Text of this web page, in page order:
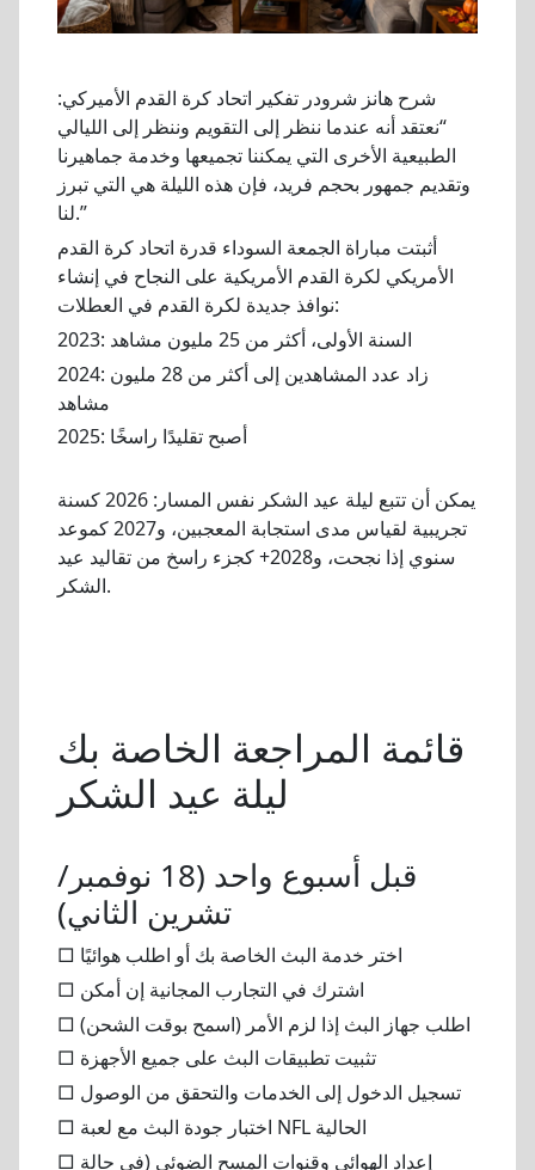
شرح هانز شرودر تفكير اتحاد كرة القدم الأميركي:
“نعتقد أنه عندما ننظر إلى التقويم وننظر إلى الليالي
الطبيعية الأخرى التي يمكننا تجميعها وخدمة جماهيرنا
وتقديم جمهور بحجم فريد، فإن هذه الليلة هي التي تبرز
لنا.”
أثبتت مباراة الجمعة السوداء قدرة اتحاد كرة القدم
الأمريكي لكرة القدم الأمريكية على النجاح في إنشاء
نوافذ جديدة لكرة القدم في العطلات:
2023: السنة الأولى، أكثر من 25 مليون مشاهد
2024: زاد عدد المشاهدين إلى أكثر من 28 مليون
مشاهد
2025: أصبح تقليدًا راسخًا
يمكن أن تتبع ليلة عيد الشكر نفس المسار: 2026 كسنة
تجريبية لقياس مدى استجابة المعجبين، و2027 كموعد
سنوي إذا نجحت، و2028+ كجزء راسخ من تقاليد عيد
الشكر.
قائمة المراجعة الخاصة بك
ليلة عيد الشكر
قبل أسبوع واحد (18 نوفمبر/
تشرين الثاني)
□ اختر خدمة البث الخاصة بك أو اطلب هوائيًا
□ اشترك في التجارب المجانية إن أمكن
□ اطلب جهاز البث إذا لزم الأمر (اسمح بوقت الشحن)
□ تثبيت تطبيقات البث على جميع الأجهزة
□ تسجيل الدخول إلى الخدمات والتحقق من الوصول
□ اختبار جودة البث مع لعبة NFL الحالية
□ إعداد الهوائي وقنوات المسح الضوئي (في حالة